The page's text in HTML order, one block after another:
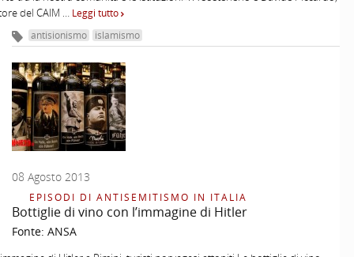
del CAIM … Leggi tutto
antisionismo islamismo
08 Agosto 2013
EPISODI DI ANTISEMITISMO IN ITALIA
Bottiglie di vino con l’immagine di Hitler
Fonte: ANSA